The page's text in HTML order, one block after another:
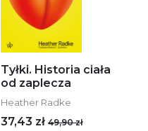
Tyłki. Historia ciała
od zaplecza
Heather Radke
37,43 zł 49,90 zł